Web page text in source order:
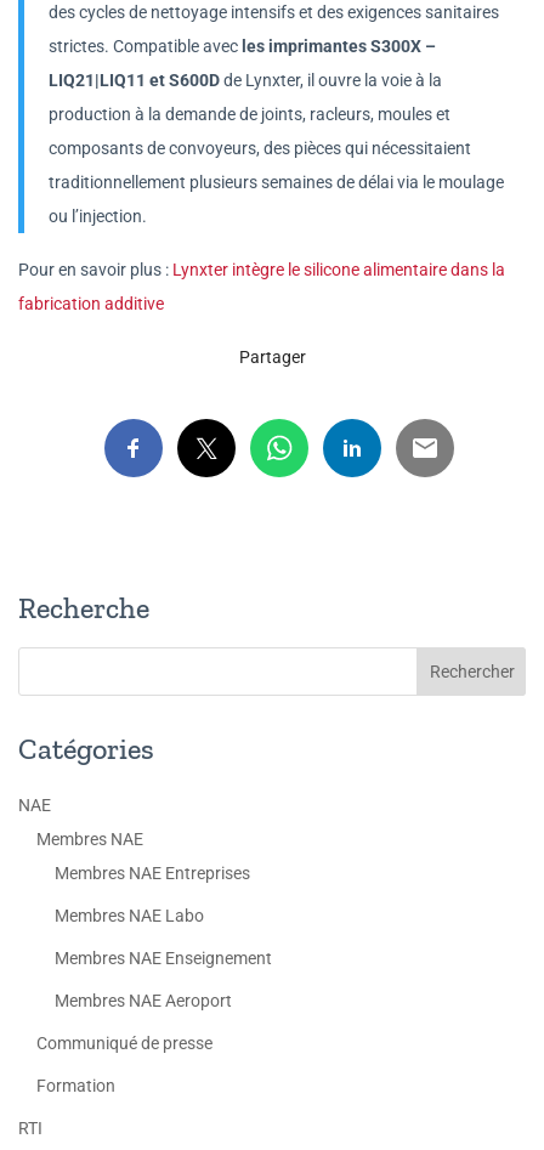
des cycles de nettoyage intensifs et des exigences sanitaires
strictes. Compatible avecles imprimantes S300X –
LIQ21|LIQ11 et S600Dde Lynxter, il ouvre la voie à la
production à la demande de joints, racleurs, moules et
composants de convoyeurs, des pièces qui nécessitaient
traditionnellement plusieurs semaines de délai via le moulage
ou l’injection.
Pour en savoir plus : Lynxter intègre le silicone alimentaire dans la
fabrication additive
Partager
Recherche
Catégories
NAE
Membres NAE
Membres NAE Entreprises
Membres NAE Labo
Membres NAE Enseignement
Membres NAE Aeroport
Communiqué de presse
Formation
RTI